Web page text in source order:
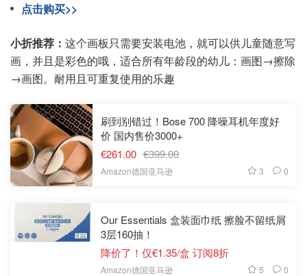
点击购买>>
小折推荐： 这个画板只需要安装电池，就可以供儿童随意写
画，并且是彩色的哦，适合所有年龄段的幼儿：画图→擦除
→画图。耐用且可重复使用的乐趣
刷到别错过！Bose 700 降噪耳机年度好
价 国内售价3000+
€261.00 €399.00
Amazon德国亚马逊 3 0
Our Essentials 盒装面巾纸 擦脸不留纸屑
3层160抽！
降价了！仅€1.35/盒 订阅8折
Amazon德国亚马逊 5 0